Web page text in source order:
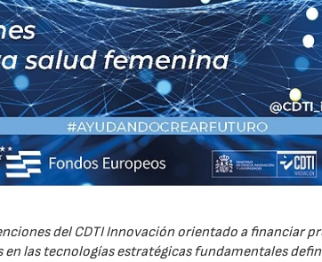
del CDTI Innovación orientado a financiar
las tecnologías estratégicas fundamentales